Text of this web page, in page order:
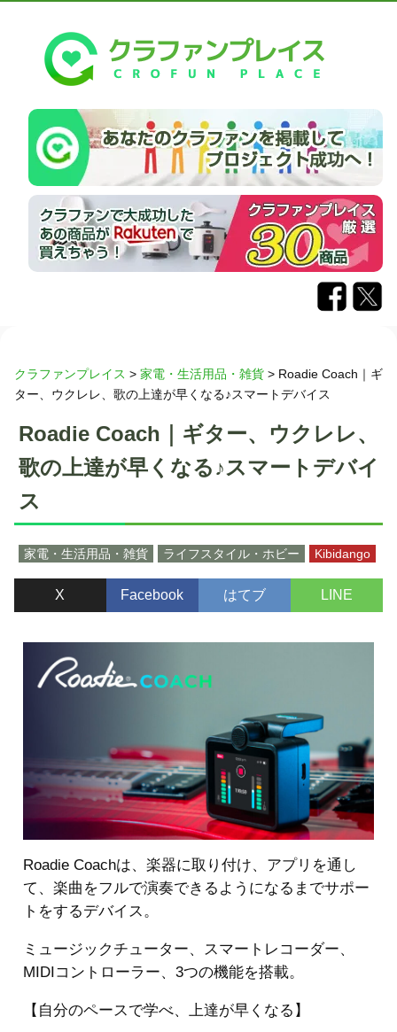
クラファンプレイス > 家電・生活用品・雑貨 > Roadie Coach｜ギ
ター、ウクレレ、歌の上達が早くなる♪スマートデバイス
Roadie Coach｜ギター、ウクレレ、
歌の上達が早くなる♪スマートデバイ
ス
家電・生活用品・雑貨 ライフスタイル・ホビー Kibidango
X Facebook はてブ LINE
Roadie Coachは、楽器に取り付け、アプリを通し
て、楽曲をフルで演奏できるようになるまでサポー
トをするデバイス。
ミュージックチューター、スマートレコーダー、
MIDIコントローラー、3つの機能を搭載。
【自分のペースで学べ、上達が早くなる】